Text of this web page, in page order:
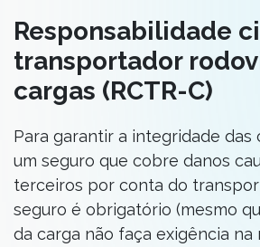
Responsabilidade
transportador
cargas (RCTR-C)
Para garantir a integridade das
um seguro que cobre danos
terceiros por conta do
seguro é obrigatório (mesmo
da carga não faça exigência na